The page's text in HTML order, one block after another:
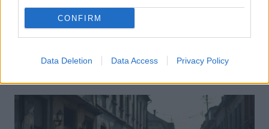
CONFIRM
Data Deletion Data Access Privacy Policy
Pourquoi le bouton start/stop disparaît
des voitures électriques
Auto Pour Vous 5 août 2026 0